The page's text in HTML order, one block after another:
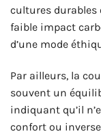
cultures durables
faible impact
d’une mode
Par ailleurs, la
souvent un
indiquant qu’il
confort ou